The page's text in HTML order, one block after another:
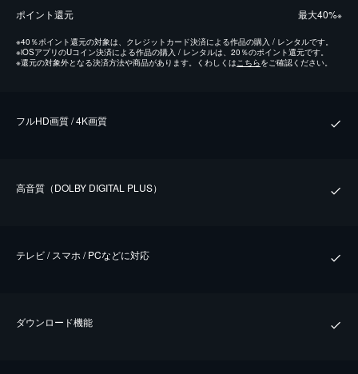
ポイント還元 最⼤40%※
※40％ポイント還元の対象は、クレジットカード決済による作品の購入 / レンタルです。
※iOSアプリのUコイン決済による作品の購入 / レンタルは、20％のポイント還元です。
※還元の対象外となる決済方法や商品があります。くわしくはこちらをご確認ください。
フルHD画質 / 4K画質
⾼⾳質（DOLBY DIGITAL PLUS）
テレビ / スマホ / PCなどに対応
ダウンロード機能